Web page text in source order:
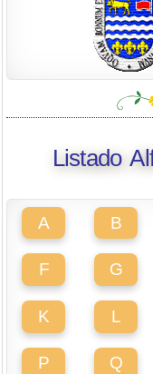
Listado
A B
F G
K L
P Q